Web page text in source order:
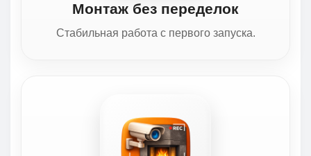
Монтаж без переделок
Стабильная работа с первого запуска.